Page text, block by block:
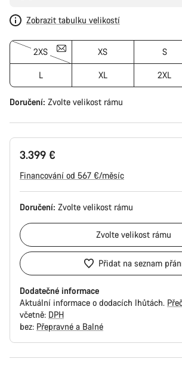
Zobrazit tabulku velikostí
2XS XS S
L XL 2XL
Doručení: Zvolte velikost rámu
3.399 €
Financování od 567 €/měsíc
Doručení: Zvolte velikost rámu
Zvolte velikost rámu
Přidat na seznam
Dodatečné informace
Aktuální informace o dodacích lhůtách.
včetně: DPH
bez: Přepravné a Balné